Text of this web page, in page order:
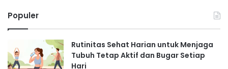
Populer
Rutinitas Sehat Harian untuk Menjaga
Tubuh Tetap Aktif dan Bugar Setiap
Hari